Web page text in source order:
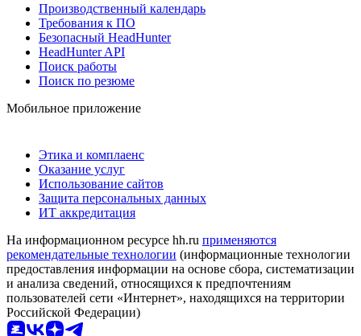
Производственный календарь
Требования к ПО
Безопасный HeadHunter
HeadHunter API
Поиск работы
Поиск по резюме
Мобильное приложение
Этика и комплаенс
Оказание услуг
Использование сайтов
Защита персональных данных
ИТ аккредитация
На информационном ресурсе hh.ru применяются
рекомендательные технологии (информационные технологии
предоставления информации на основе сбора, систематизации
и анализа сведений, относящихся к предпочтениям
пользователей сети «Интернет», находящихся на территории
Российской Федерации)